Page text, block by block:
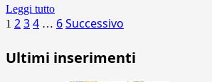
Leggi tutto
Paginazione
degli
articoli
1 234 … 6Successivo
Ultimi inserimenti